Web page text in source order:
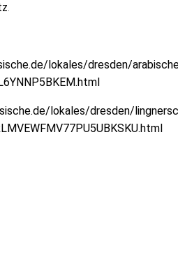
.
lokales/dresden/
lokales/dresden/